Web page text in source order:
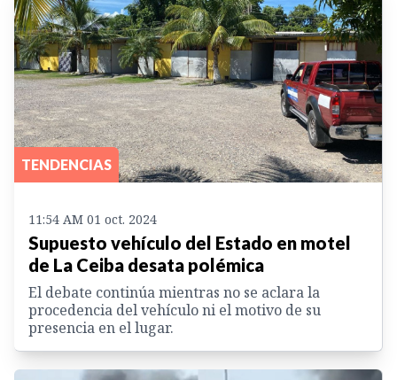
TENDENCIAS
11:54 AM 01 oct. 2024
Supuesto vehículo del Estado en motel
de La Ceiba desata polémica
El debate continúa mientras no se aclara la
procedencia del vehículo ni el motivo de su
presencia en el lugar.